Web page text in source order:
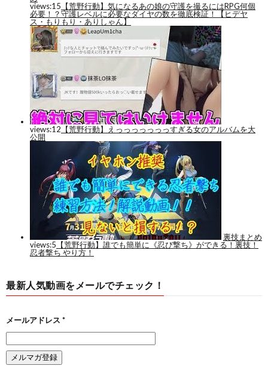
最新人気動画をメールでチェック！
メールアドレス *